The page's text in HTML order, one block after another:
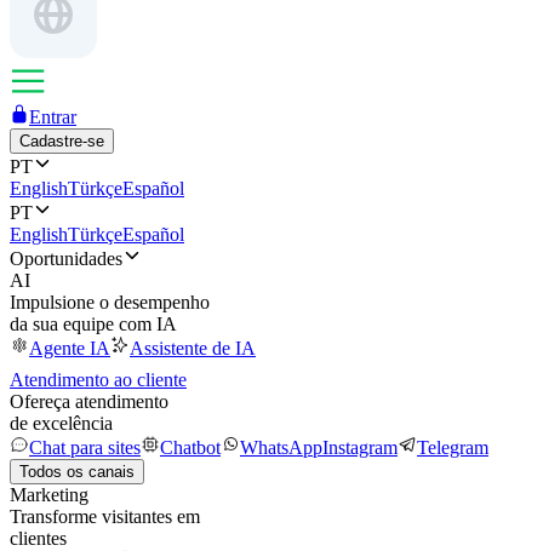
Entrar
Cadastre-se
PT
EnglishTürkçeEspañol
PT
EnglishTürkçeEspañol
Oportunidades
AI
Impulsione o desempenho
da sua equipe com IA
Agente IA
Assistente de IA
Atendimento ao cliente
Ofereça atendimento
de excelência
Chat para sites
Chatbot WhatsAppInstagram Telegram
Todos os canais
Marketing
Transforme visitantes em
clientes